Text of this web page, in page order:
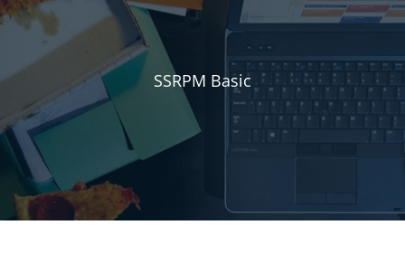
SSRPM Basic